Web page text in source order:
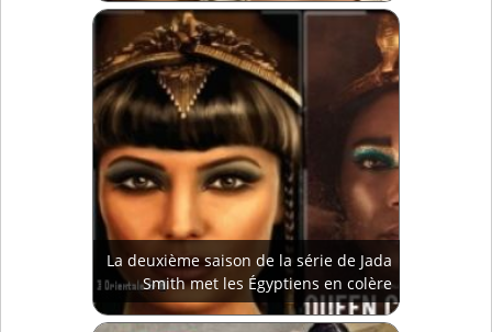
La deuxième saison de la série de Jada
Smith met les Égyptiens en colère